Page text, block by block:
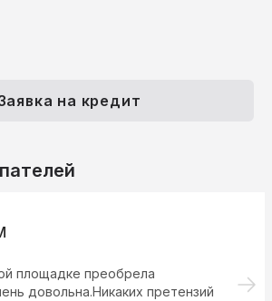
на кредит
площадке преобрела
довольна.Никаких претензий